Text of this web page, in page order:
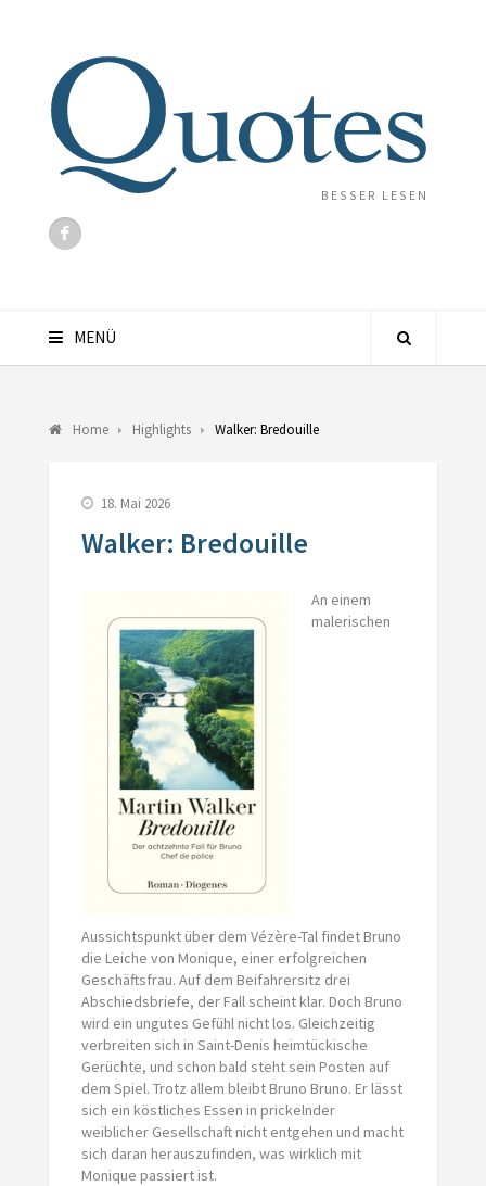
BESSER LESEN
MENÜ
Home Highlights Walker: Bredouille
18. Mai 2026
Walker: Bredouille
An einem
malerischen
Aussichtspunkt über dem Vézère-Tal findet Bruno
die Leiche von Monique, einer erfolgreichen
Geschäftsfrau. Auf dem Beifahrersitz drei
Abschiedsbriefe, der Fall scheint klar. Doch Bruno
wird ein ungutes Gefühl nicht los. Gleichzeitig
verbreiten sich in Saint-Denis heimtückische
Gerüchte, und schon bald steht sein Posten auf
dem Spiel. Trotz allem bleibt Bruno Bruno. Er lässt
sich ein köstliches Essen in prickelnder
weiblicher Gesellschaft nicht entgehen und macht
sich daran herauszufinden, was wirklich mit
Monique passiert ist.